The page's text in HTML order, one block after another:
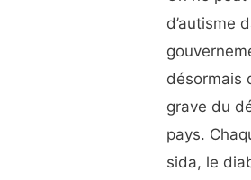
d’autisme
désormais
grave du
pays.
sida, le